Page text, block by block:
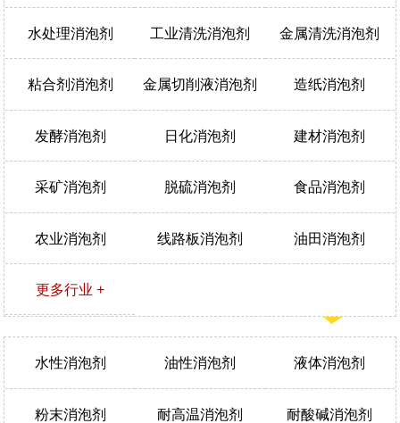
水处理消泡剂 工业清洗消泡剂 金属清洗消泡剂
粘合剂消泡剂 金属切削液消泡剂 造纸消泡剂
发酵消泡剂 日化消泡剂 建材消泡剂
采矿消泡剂 脱硫消泡剂 食品消泡剂
农业消泡剂 线路板消泡剂 油田消泡剂
更多行业 +
水性消泡剂 油性消泡剂 液体消泡剂
粉末消泡剂 耐高温消泡剂 耐酸碱消泡剂